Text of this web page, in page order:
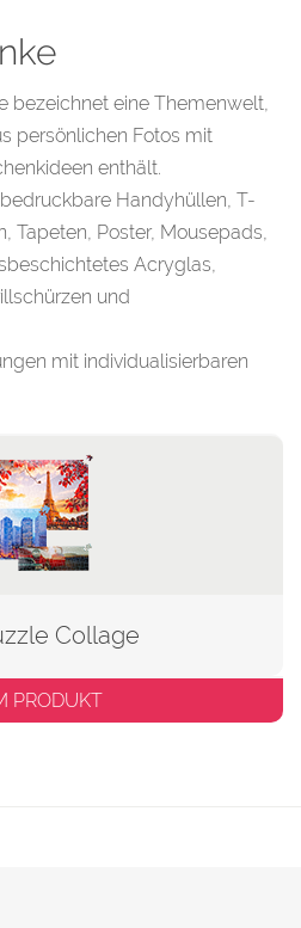
bezeichnet eine Themenwelt,
persönlichen Fotos mit
enthält.
Handyhüllen, T-
Tapeten, Poster, Mousepads,
Acryglas,
und
mit individualisierbaren
Collage
PRODUKT